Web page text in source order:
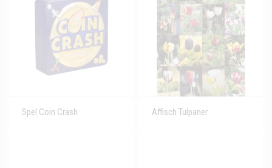
Spel Coin Crash Affisch Tulpaner